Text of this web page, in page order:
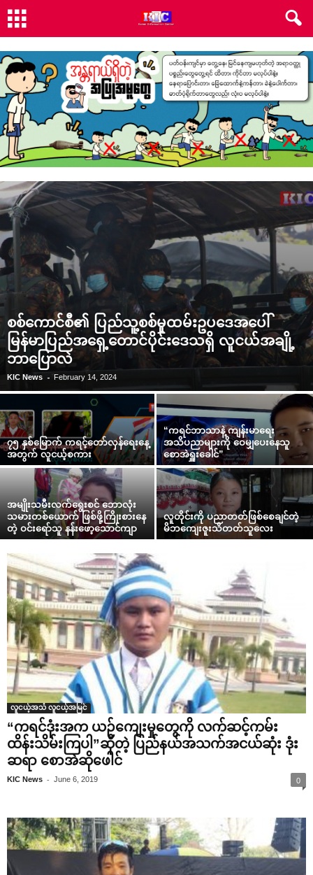
စစ်ကောင်စီ၏ ပြည်သူ့စစ်မှုထမ်းဥပဒေအပေါ်
မြန်မာပြည်အရှေ့တောင်ပိုင်းဒေသရှိ လူငယ်အချို့
ဘာပြောလဲ
KIC News - February 14, 2024
၇၅ နှစ်မြောက် ကရင့်တော်လှန်ရေးနေ့
အတွက် လူငယ့်စကား
“ကရင်ဘာသာနဲ့ ကျန်းမာ‌ရေး
အသိပညာများကို ‌ဝေမျှ‌ပေး‌နေသူ
‌စောအဲရှူး‌ခေါင်”
အမျိုးသမီးလက်‌ရွေးစင် ‌ဘောလုံး
သမားတစ်‌ယောက် ဖြစ်ဖို့ကြိုးစား‌နေ
တဲ့ ဝင်း‌ရော်သူ နန်း‌ဖော့‌သောင်ကျာ
လူတိုင်းကို ပညာတတ်ဖြစ်‌စေချင်တဲ့
မိဘ‌ကျေးဇူးသိတတ်သူ‌လေး
လူငယ့်အသံ လူငယ့်အမြင်
“ကရင်ဒုံးအက ယဉ်‌ကျေးမှု‌တွေကို လက်ဆင့်ကမ်း
ထိန်းသိမ်းကြပါ”ဆိုတဲ့ ပြည်နယ်အသက်အငယ်ဆုံး ဒုံး
ဆရာ ‌စောအဲဆို‌ဖေါင်
KIC News - June 6, 2019 0